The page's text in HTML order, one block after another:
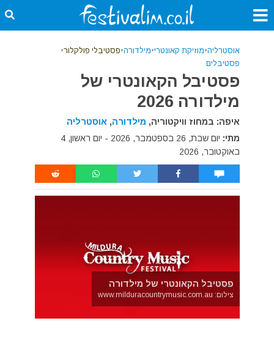
אוסטרליה•מוזיקת קאונטרי•מילדורה•פסטיבלי פולקלור•
פסטיבלים
פסטיבל הקאונטרי של
מילדורה 2026
איפה: במחוז וויקטוריה, מילדורה, אוסטרליה
מתי:
יום שבת, 26 בספטמבר, 2026 - יום ראשון, 4
באוקטובר, 2026
פסטיבל הקאונטרי של מילדוּרה
צילום: www.milduracountrymusic.com.au